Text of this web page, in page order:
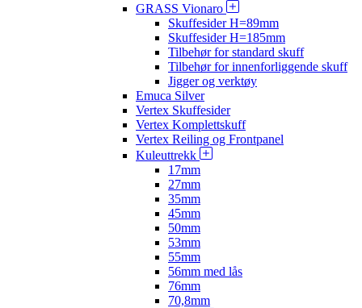
GRASS Vionaro
Skuffesider H=89mm
Skuffesider H=185mm
Tilbehør for standard skuff
Tilbehør for innenforliggende skuff
Jigger og verktøy
Emuca Silver
Vertex Skuffesider
Vertex Komplettskuff
Vertex Reiling og Frontpanel
Kuleuttrekk
17mm
27mm
35mm
45mm
50mm
53mm
55mm
56mm med lås
76mm
70,8mm